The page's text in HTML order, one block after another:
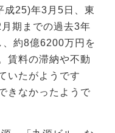
成25)年3月5日、東
期までの過去3年
約8億6200万円を
賃料の滞納や不動
いたがようです
きなかったようで